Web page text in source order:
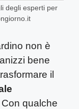
degli esperti per
non è
bene
il
qualche